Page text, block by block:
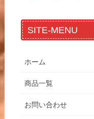
SITE-MENU
ホーム
商品一覧
お問い合わせ